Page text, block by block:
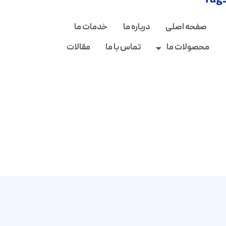
صفحه اصلی درباره ما
خدمات ما
محصولات ما
تماس با ما مقالات